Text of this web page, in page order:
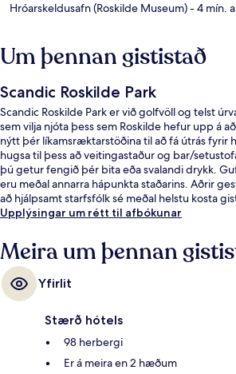
Hróarskeldusafn (Roskilde Museum)- 4 mín.
Um þennan gististað
Scandic Roskilde Park
Scandic Roskilde Park er við golfvöll og telst
sem vilja njóta þess sem Roskilde hefur upp á
nýtt þér líkamsræktarstöðina til að fá útrás fyrir
hugsa til þess að veitingastaður og bar/
þú getur fengið þér bita eða svalandi drykk.
eru meðal annarra hápunkta staðarins. Aðrir
að hjálpsamt starfsfólk sé meðal helstu kosta
Upplýsingar um rétt til afbókunar
Meira um þennan
Yfirlit
Stærð hótels
98 herbergi
Er á meira en 2 hæðum